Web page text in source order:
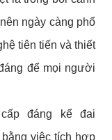
ngày càng phổ
tiên tiến và thiết
để mọi người
đáng kể đai
việc tích hợp